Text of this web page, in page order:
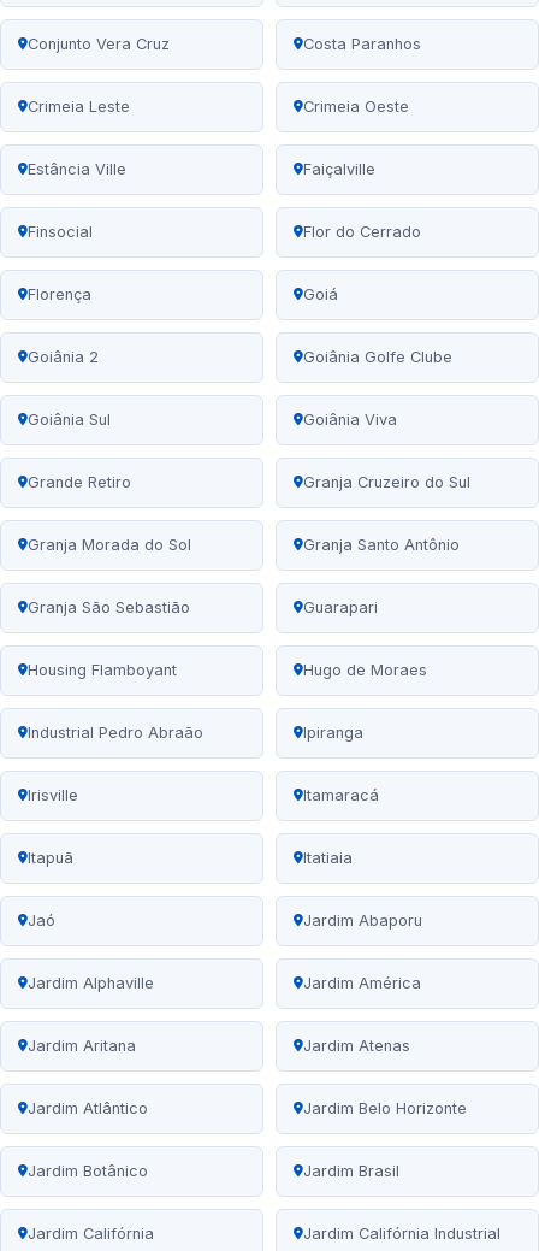
Conjunto Vera Cruz Costa Paranhos
Crimeia Leste Crimeia Oeste
Estância Ville Faiçalville
Finsocial Flor do Cerrado
Florença Goiá
Goiânia 2 Goiânia Golfe Clube
Goiânia Sul Goiânia Viva
Grande Retiro Granja Cruzeiro do Sul
Granja Morada do Sol Granja Santo Antônio
Granja São Sebastião Guarapari
Housing Flamboyant Hugo de Moraes
Industrial Pedro Abraão Ipiranga
Irisville Itamaracá
Itapuã Itatiaia
Jaó Jardim Abaporu
Jardim Alphaville Jardim América
Jardim Aritana Jardim Atenas
Jardim Atlântico Jardim Belo Horizonte
Jardim Botânico Jardim Brasil
Jardim Califórnia Jardim Califórnia Industrial